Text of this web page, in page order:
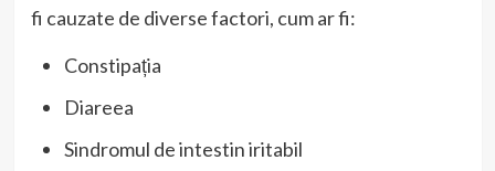
fi cauzate de diverse factori, cum ar fi:
Constipația
Diareea
Sindromul de intestin iritabil